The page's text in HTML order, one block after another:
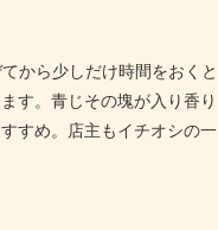
から少しだけ時間をおくと
す。青じその塊が入り香り
すめ。店主もイチオシの一